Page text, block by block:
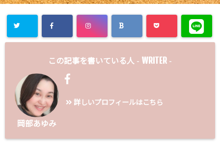
この記事を書いている人 - WRITER -
岡部あゆみ
詳しいプロフィールはこちら